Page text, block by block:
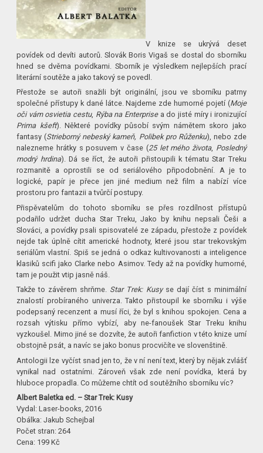
V knize se ukrývá deset
povídek od devíti autorů. Slovák Boris Vigaš se dostal do sborníku
hned se dvěma povídkami. Sborník je výsledkem nejlepších prací
literární soutěže a jako takový se povedl.
Přestože se autoři snažili být originální, jsou ve sborníku patrny
společné přístupy k dané látce. Najdeme zde humorné pojetí (Moje
oči vám osvietia cestu, Rýba na Enterprisea do jisté míry i ironizující
Prima kšeft). Některé povídky působí svým námětem skoro jako
fantasy (Strieborný nebeský kameň, Polibek pro Růženku), nebo zde
nalezneme hrátky s posuvem v čase (25 let mého života, Posledný
modrý hrdina). Dá se říct, že autoři přistoupili k tématu Star Treku
rozmanitě a oprostili se od seriálového připodobnění. A je to
logické, papír je přece jen jiné medium než film a nabízí více
prostoru pro fantazii a tvůrčí postupy.
Přispěvatelům do tohoto sborníku se přes rozdílnost přístupů
podařilo udržet ducha Star Treku, Jako by knihu nepsali Češi a
Slováci, a povídky psali spisovatelé ze západu, přestože z povídek
nejde tak úplně cítit americké hodnoty, které jsou star trekovským
seriálům vlastní. Spiš se jedná o odkaz kultivovanosti a inteligence
klasiků scifi jako Clarke nebo Asimov. Tedy až na povídky humorné,
tam je použit vtip jasně náš.
Takže to závěrem shrňme. Star Trek: Kusyse dají číst s minimální
znalostí probíraného univerza. Takto přistoupil ke sborníku i výše
podepsaný recenzent a musí říci, že byl s knihou spokojen. Cena a
rozsah výtisku přímo vybízí, aby ne-fanoušek Star Treku knihu
vyzkoušel. Mimo jiné se dozvíte, že autoři fanfiction v této knize umí
obstojně psát, a navíc se jako bonus procvičíte ve slovenštině.
Antologii lze vyčíst snad jen to, že v ní není text, který by nějak zvlášť
vynikal nad ostatními. Zároveň však zde není povídka, která by
hluboce propadla. Co můžeme chtít od soutěžního sborníku víc?
Albert Baletka ed. – Star Trek: Kusy
Vydal: Laser-books, 2016
Obálka: Jakub Schejbal
Počet stran: 264
Cena: 199 Kč